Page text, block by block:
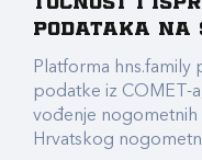
podataka na
Platforma hns.family
podatke iz COMET-
vođenje nogometnih
Hrvatskog